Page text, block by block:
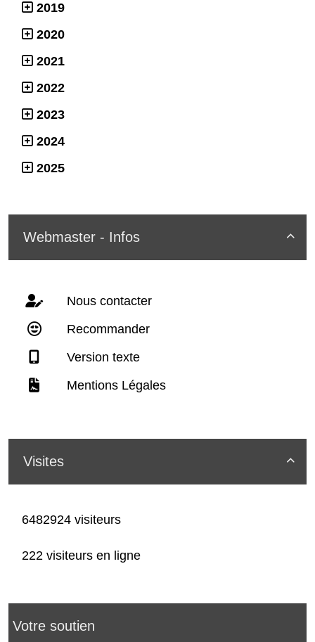
2019
2020
2021
2022
2023
2024
2025

Webmaster - Infos
Nous contacter
Recommander
Version texte
Mentions Légales

Visites
6482924 visiteurs
222 visiteurs en ligne
Votre soutien